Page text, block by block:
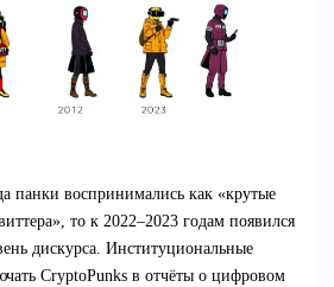
панки воспринимались как «крутые
то к 2022–2023 годам появился
дискурса. Институциональные
CryptoPunks в отчёты о цифровом